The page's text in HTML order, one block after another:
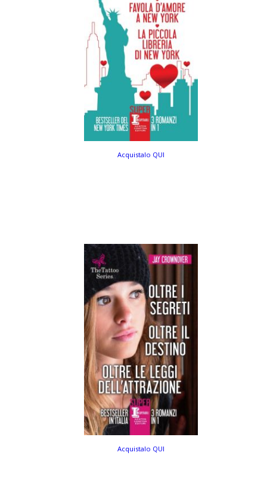
Acquistalo QUI
Acquistalo QUI